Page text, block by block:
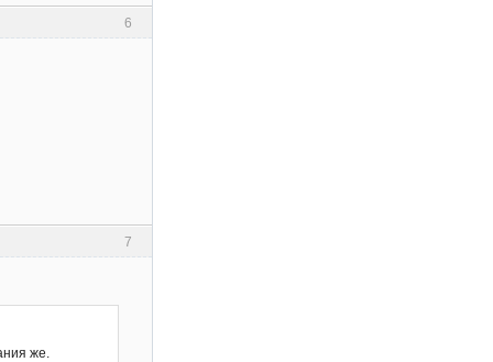
6
7
же.